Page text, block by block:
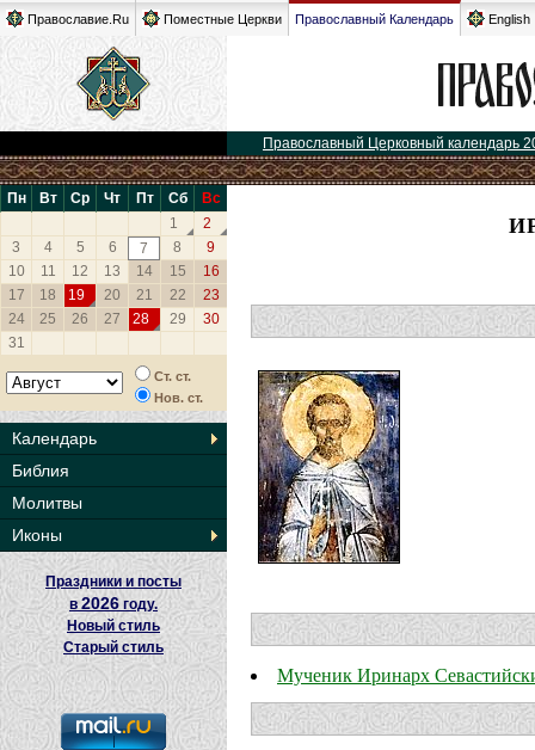
Православие.Ru Поместные Церкви Православный Календарь English
Православный Церковный календарь
Пн Вт Ср Чт Пт Сб
Вс
1
2
3
4 5 6 7 8
9
10
11 12 13 14 15
16
17
18 19 20 21 22
23
24
25 26 27 28 29
30
31
Ст. ст.
Нов. ст.
Календарь
Библия
Молитвы
Иконы
Праздники и посты
в2026 году.
Новый стиль
Старый стиль
Мученик Иринарх